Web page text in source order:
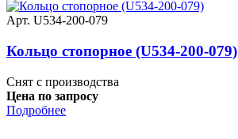
Арт. U534-200-079
Кольцо стопорное (U534-200-079)
Снят с производства
Цена по запросу
Подробнее